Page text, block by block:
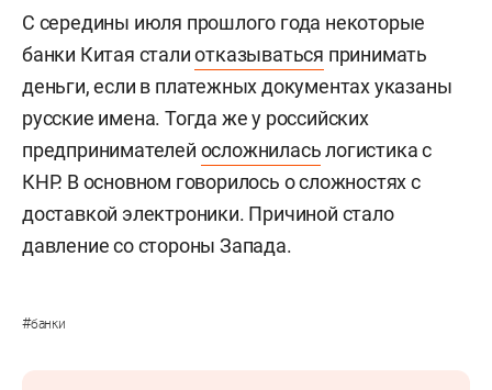
С середины июля прошлого года некоторые
банки Китая сталиотказываться принимать
деньги, если в платежных документах указаны
русские имена. Тогда же у российских
предпринимателей осложниласьлогистика с
КНР. В основном говорилось о сложностях с
доставкой электроники. Причиной стало
давление со стороны Запада.
#банки